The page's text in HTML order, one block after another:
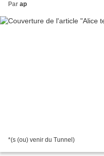
Par ap
*(s (ou) venir du Tunnel)